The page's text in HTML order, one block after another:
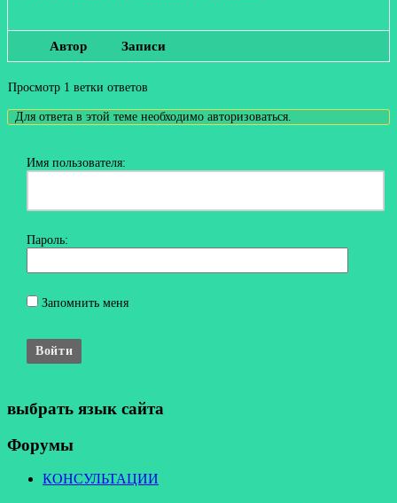
Автор Записи
Просмотр 1 ветки ответов
Для ответа в этой теме необходимо авторизоваться.
Имя пользователя:
Пароль:
Запомнить меня
Войти
выбрать язык сайта
Форумы
КОНСУЛЬТАЦИИ